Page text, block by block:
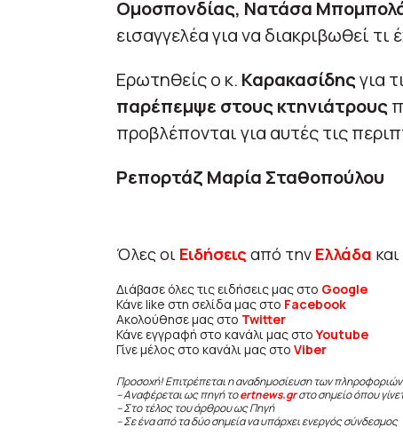
Ομοσπονδίας, Νατάσα
εισαγγελέα για να διακριβωθεί τι
Ερωτηθείς ο κ. Καρακασίδηςγια
παρέπεμψε στους κτηνιάτρους
προβλέπονται για αυτές τις
Ρεπορτάζ Μαρία Σταθοπούλου
Όλες οι Ειδήσεις από την Ελλάδα
Διάβασε όλες τις ειδήσεις μας στο Google
Κάνε like στη σελίδα μας στο Facebook
Ακολούθησε μας στο Twitter
Κάνε εγγραφή στο κανάλι μας στοYoutube
Γίνε μέλος στο κανάλι μας στο Viber
Προσοχή! Επιτρέπεται η αναδημοσίευση των
– Αναφέρεται ως πηγή τοertnews.gr στο σημείο όπου
– Στο τέλος του άρθρου ως Πηγή
– Σε ένα από τα δύο σημεία να υπάρχει ενεργός σύνδεσμος